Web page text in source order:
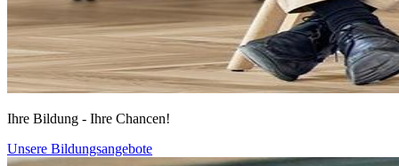
Ihre Bildung - Ihre Chancen!
Unsere Bildungsangebote